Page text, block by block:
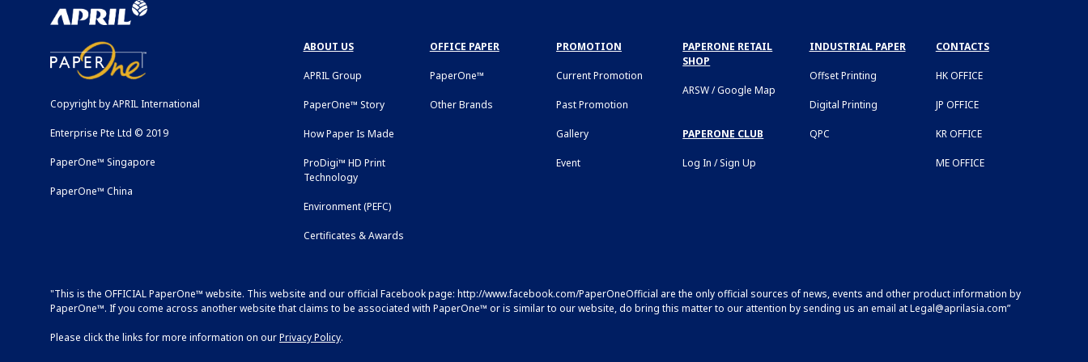
Copyright by APRIL International
Enterprise Pte Ltd © 2019
PaperOne™ Singapore
PaperOne™ China
ABOUT US
APRIL Group
PaperOne™ Story
How Paper Is Made
ProDigi™ HD Print
Technology
Environment (PEFC)
Certificates & Awards
OFFICE PAPER
PaperOne™
Other Brands
PROMOTION
Current Promotion
Past Promotion
Gallery
Event
PAPERONE RETAIL
SHOP
ARSW / Google Map
PAPERONE CLUB
Log In / Sign Up
INDUSTRIAL PAPER
Offset Printing
Digital Printing
QPC
CONTACTS
HK OFFICE
JP OFFICE
KR OFFICE
ME OFFICE
"This is the OFFICIAL PaperOne™ website. This website and our official Facebook page: http://www.facebook.com/PaperOneOfficial are the only official sources of news, events and other product information by
PaperOne™. If you come across another website that claims to be associated with PaperOne™ or is similar to our website, do bring this matter to our attention by sending us an email atLegal@aprilasia.com”
Please click the links for more information on ourPrivacy Policy.